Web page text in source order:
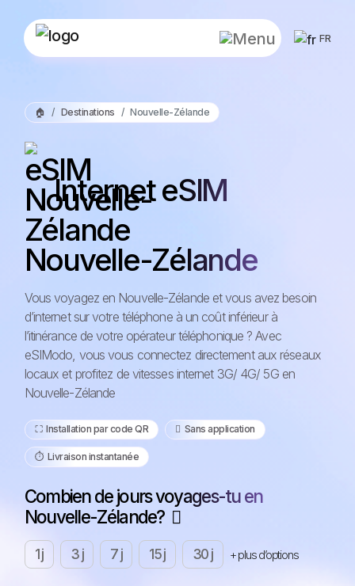
FR
🏠 Destinations Nouvelle-Zélande
Internet eSIM
Nouvelle-Zélande
Vous voyagez en Nouvelle-Zélande et vous avez besoin
d’internet sur votre téléphone à un coût inférieur à
l’itinérance de votre opérateur téléphonique ? Avec
eSIModo, vous vous connectez directement aux réseaux
locaux et profitez de vitesses internet 3G/ 4G/ 5G en
Nouvelle-Zélande
⛶️️ Installation par code QR ️ Sans application
⏱️️ Livraison instantanée
Combien de jours voyages-tu en
Nouvelle-Zélande?
1 j 3 j 7 j 15 j 30 j + plus d’options